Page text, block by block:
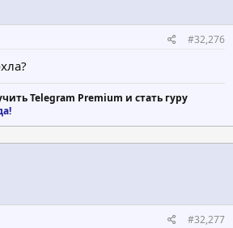
#32,276
Telegram Premium и стать гуру
#32,277